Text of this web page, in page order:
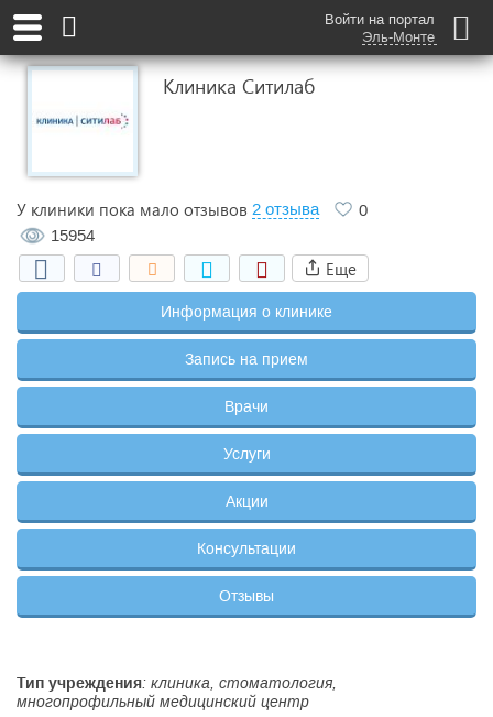
Войти на портал
Эль-Монте
Клиника Ситилаб
У клиники пока мало отзывов 2 отзыва
0
15954
Еще
Информация о клинике
Запись на прием
Врачи
Услуги
Акции
Консультации
Отзывы
Тип учреждения: клиника, стоматология,
многопрофильный медицинский центр